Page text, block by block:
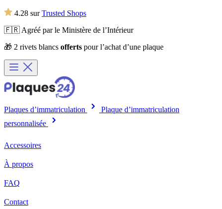
4.28 surTrusted Shops
🇫🇷 Agréé par le Ministère de l’Intérieur
🎁 2 rivets blancs offerts pour l’achat d’une plaque
Plaques d’immatriculation
Plaque d’immatriculation
personnalisée
Accessoires
À propos
FAQ
Contact